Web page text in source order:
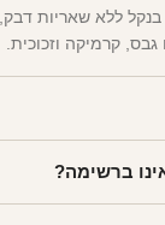
בנקל ללא שאריות
קרמיקה וזכוכית.
ברשימה?